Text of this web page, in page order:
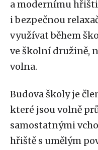
a modernímu
i bezpečnou
využívat během
ve školní družině,
volna.
Budova školy je
které jsou volně
samostatnými
hřiště s umělým